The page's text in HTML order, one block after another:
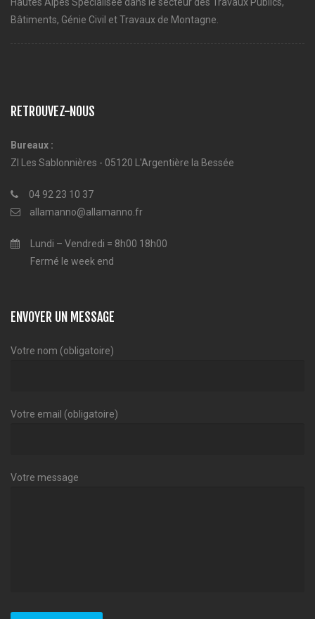
Bâtiments, Génie Civil et Travaux de Montagne.
RETROUVEZ-NOUS
Bureaux :
ZI Les Sablonnières - 05120 L'Argentière la Bessée
04 92 23 10 37
allamanno@allamanno.fr
Lundi – Vendredi = 8h00 18h00
Fermé le week end
ENVOYER UN MESSAGE
Votre nom (obligatoire)
Votre email (obligatoire)
Votre message